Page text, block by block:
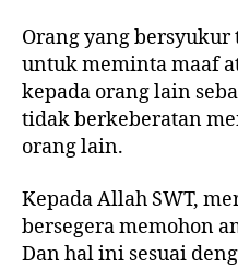
Orang yang
untuk meminta maaf
kepada orang lain
tidak berkeberatan
orang lain.
Kepada Allah SWT,
bersegera memohon
Dan hal ini sesuai